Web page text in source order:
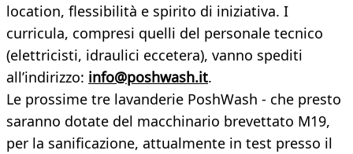
location, flessibilità e spirito di iniziativa. I
curricula, compresi quelli del personale tecnico
(elettricisti, idraulici eccetera), vanno spediti
all’indirizzo: info@poshwash.it.
Le prossime tre lavanderie PoshWash - che presto
saranno dotate del macchinario brevettato M19,
per la sanificazione, attualmente in test presso il